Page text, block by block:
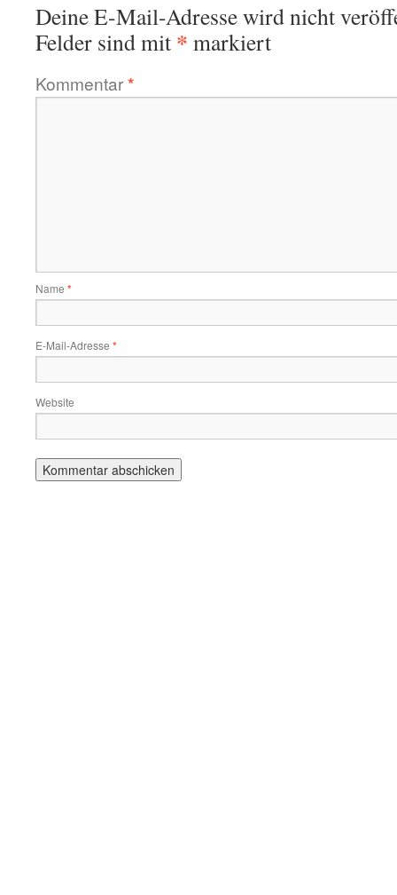
Deine E-Mail-Adresse wird nicht
Felder sind mit * markiert
Kommentar*
Name *
E-Mail-Adresse *
Website